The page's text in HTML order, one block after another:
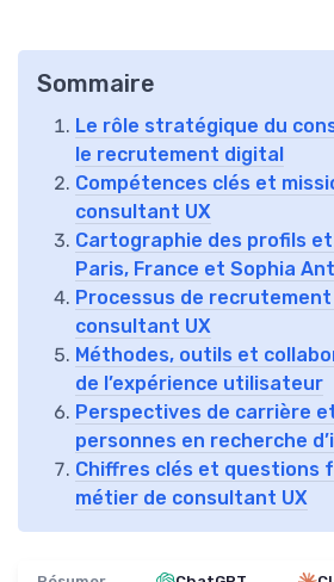
Sommaire
Le rôle stratégique du
le recrutement digital
Compétences clés et
consultant UX
Cartographie des profils
Paris, France et Sophia
Processus de
consultant UX
Méthodes, outils et
de l’expérience utilisateur
Perspectives de carrière
personnes en recherche
Chiffres clés et questions
métier de consultant UX